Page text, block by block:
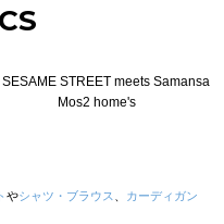
やシャツ・ブラウス
カーディガン